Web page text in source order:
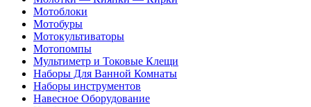
Мотоблоки
Мотобуры
Мотокультиваторы
Мотопомпы
Мультиметр и Токовые Клещи
Наборы Для Ванной Комнаты
Наборы инструментов
Навесное Оборудование